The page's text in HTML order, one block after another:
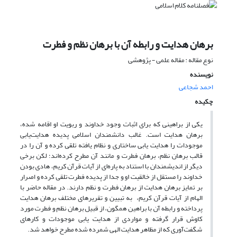
برهان هدایت و رابطه آن با برهان نظم و فطرت
نوع مقاله : مقاله علمی - پژوهشی
نویسنده
احمد شجاعی
چکیده
یکی از براهینی که برای اثبات وجود خداوند و ربویت او اقامه شده،
برهان هدایت است. غالب دانشمندان اسلامی پدیده هدایت‌یابی
موجودات را هدایت یابی ساختاری و نظام یافته تلقی کرده و آن را در
قالب برهان نظم، برهان فطرت و مانند آن مطرح کرده‌اند؛ لکن برخی
دیگر از اندیشمندان با استناد به پاره‌ای از آیات قرآن کریم، هادی بودن
خداوند را مستقل از خالقیت او و جدا از پدیده فطرت تلقی کرده و اصرار
بر تمایز برهان هدایت از برهان فطرت و نظم دارند. در مقاله حاضر با
الهام از آیات قرآن کریم، به تبیین و تقریرهای مختلف برهان هدایت
پرداخته و رابطه آن با براهین همگون، از قبیل برهان نظم و فطرت مورد
کاوش قرار گرفته و مواردی از هدایت یابی موجودات و کارهای
شگفت‌آوری که از مظاهر هدایت الهی شمرده شده مطرح خواهد شد.